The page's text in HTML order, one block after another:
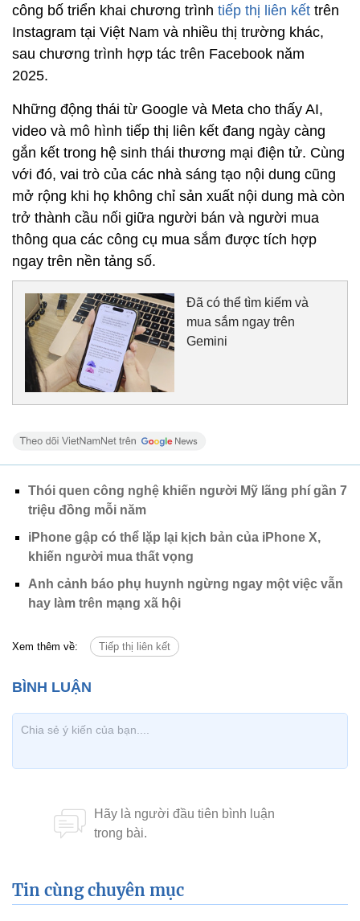
công bố triển khai chương trình tiếp thị liên kết trên
Instagram tại Việt Nam và nhiều thị trường khác,
sau chương trình hợp tác trên Facebook năm
2025.
Những động thái từ Google và Meta cho thấy AI,
video và mô hình tiếp thị liên kết đang ngày càng
gắn kết trong hệ sinh thái thương mại điện tử. Cùng
với đó, vai trò của các nhà sáng tạo nội dung cũng
mở rộng khi họ không chỉ sản xuất nội dung mà còn
trở thành cầu nối giữa người bán và người mua
thông qua các công cụ mua sắm được tích hợp
ngay trên nền tảng số.
Đã có thể tìm kiếm và
mua sắm ngay trên
Gemini
Thói quen công nghệ khiến người Mỹ lãng phí gần 7
triệu đồng mỗi năm
iPhone gập có thể lặp lại kịch bản của iPhone X,
khiến người mua thất vọng
Anh cảnh báo phụ huynh ngừng ngay một việc vẫn
hay làm trên mạng xã hội
Xem thêm về: Tiếp thị liên kết
Tin cùng chuyên mục